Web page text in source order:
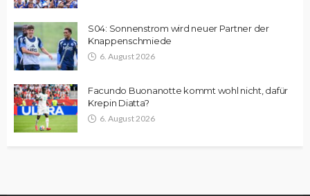
S04: Sonnenstrom wird neuer Partner der
Knappenschmiede
6. August 2026
Facundo Buonanotte kommt wohl nicht, dafür
Krepin Diatta?
6. August 2026